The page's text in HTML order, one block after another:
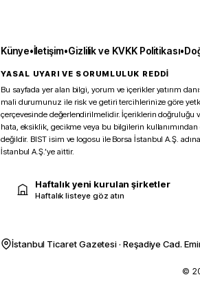
Künye•İletişim•Gizlilik ve KVKK Politikası•
YASAL UYARI VE SORUMLULUK REDDİ
Bu sayfada yer alan bilgi, yorum ve içerikler yatırım
mali durumunuz ile risk ve getiri tercihlerinize göre
çerçevesinde değerlendirilmelidir. İçeriklerin doğruluğu
hata, eksiklik, gecikme veya bu bilgilerin
değildir. BIST isim ve logosu ile Borsa İstanbul A.Ş.
İstanbul A.Ş.’ye aittir.
Haftalık yeni kurulan şirketler
Haftalık listeye göz atın
İstanbul Ticaret Gazetesi · Reşadiye Cad.
©